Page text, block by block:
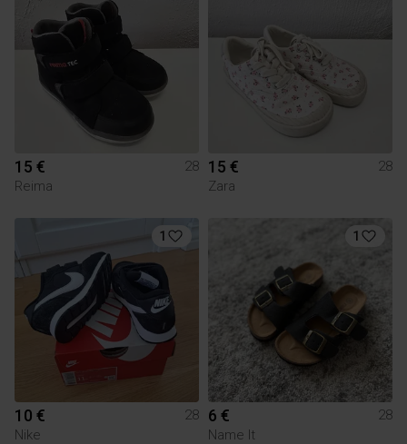
15 €
28
Reima
15 €
28
Zara
1
10 €
28
Nike
1
6 €
28
Name It